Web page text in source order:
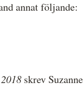
annat följande:
skrev